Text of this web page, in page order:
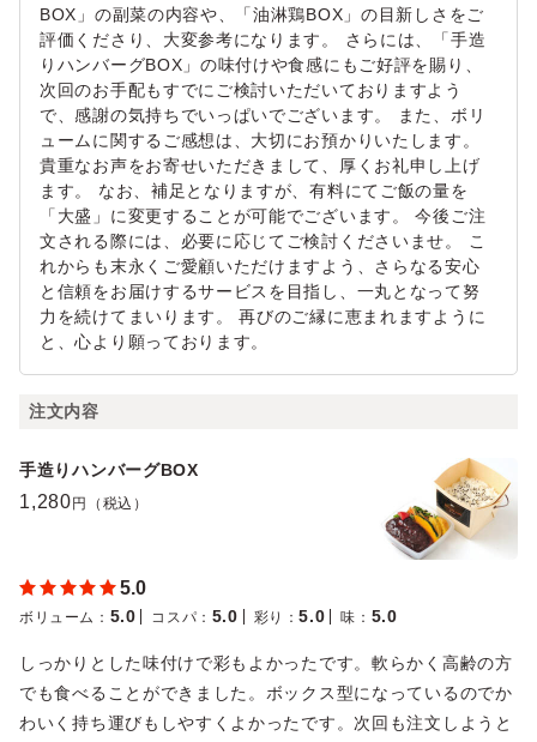
BOX」の副菜の内容や、「油淋鶏BOX」の目新しさをご
評価くださり、大変参考になります。 さらには、「手造
りハンバーグBOX」の味付けや食感にもご好評を賜り、
次回のお手配もすでにご検討いただいておりますよう
で、感謝の気持ちでいっぱいでございます。 また、ボリ
ュームに関するご感想は、大切にお預かりいたします。
貴重なお声をお寄せいただきまして、厚くお礼申し上げ
ます。 なお、補足となりますが、有料にてご飯の量を
「大盛」に変更することが可能でございます。 今後ご注
文される際には、必要に応じてご検討くださいませ。 こ
れからも末永くご愛顧いただけますよう、さらなる安心
と信頼をお届けするサービスを目指し、一丸となって努
力を続けてまいります。 再びのご縁に恵まれますように
と、心より願っております。
注文内容
手造りハンバーグBOX
1,280 円（税込）
5.0
ボリューム ： 5.0 コスパ ： 5.0 彩り ：5.0 味 ： 5.0
しっかりとした味付けで彩もよかったです。軟らかく高齢の方
でも食べることができました。ボックス型になっているのでか
わいく持ち運びもしやすくよかったです。次回も注文しようと